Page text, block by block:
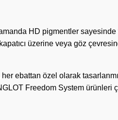
HD pigmentler
üzerine veya göz
ebattan özel olarak
Freedom System ürünleri